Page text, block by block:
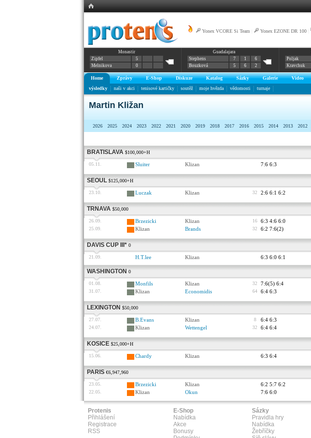
Yonex VCORE Si Team Yonex EZONE DR 100
Monastir
Zipfel
5
Melnikova
0
Guadalajara
Stephens
7 1
6
Bouzková
5 6 2
Poljak
Kravchuk
Home Zprávy E-Shop Diskuze Katalog Sázky Galerie Video
výsledky
naši v akci tenisové kartičky soutěž moje hvězda vědomosti turnaje
Martin Kližan
2026 2025 2024 2023 2022 2021 2020 2019 2018 2017 2016 2015 2014 2013 2012
BRATISLAVA $100,000+H
05.11. Sluiter Klizan 7:6 6:3
SEOUL $125,000+H
23.10. Luczak Klizan 32 2:6 6:1 6:2
TRNAVA $50,000
26.09. Brzezicki Klizan 16 6:3 4:6 6:0
25.09. Klizan Brands 32 6:2 7:6(2)
DAVIS CUP III* 0
21.09. H.T.lee Klizan 6:3 6:0 6:1
WASHINGTON 0
01.08. Monfils Klizan 32 7:6(5) 6:4
31.07. Klizan Economidis 64 6:4 6:3
LEXINGTON $50,000
27.07. B.Evans Klizan 8 6:4 6:3
24.07. Klizan Wettengel 32 6:4 6:4
KOSICE $25,000+H
15.06. Chardy Klizan 6:3 6:4
PARIS €6,947,960
23.05. Brzezicki Klizan 6:2 5:7 6:2
22.05. Klizan Okun 7:6 6:0
Protenis
Přihlášení
Registrace
RSS
E-Shop
Nabídka
Akce
Bonusy
Sázky
Pravidla hry
Nabídka
Žebříčky